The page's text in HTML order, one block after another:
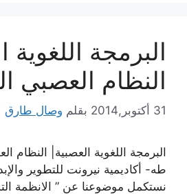
البرمجة اللغوية
النظام العصبي
31 أكتوبر,2014 بقلم وصال طارق
البرمجة اللغوية العصبية|
طه- أكاديمية نيرونت للتطوير
نستكمل موضوعنا عن ” الانظمة